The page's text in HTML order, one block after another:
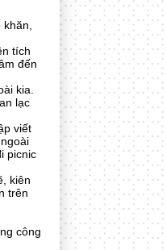
tích
đến
kia.
lạc
viết
picnic
kiên
trên
công